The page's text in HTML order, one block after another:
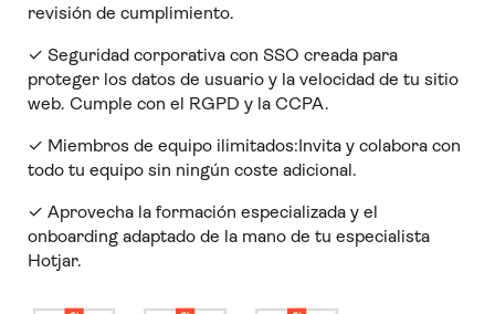
revisión de cumplimiento.
✓ Seguridad corporativa con SSO creada para
proteger los datos de usuario y la velocidad de tu sitio
web. Cumple con el RGPD y la CCPA.
✓ Miembros de equipo ilimitados:Invita y colabora con
todo tu equipo sin ningún coste adicional.
✓ Aprovecha la formación especializada y el
onboarding adaptado de la mano de tu especialista
Hotjar.